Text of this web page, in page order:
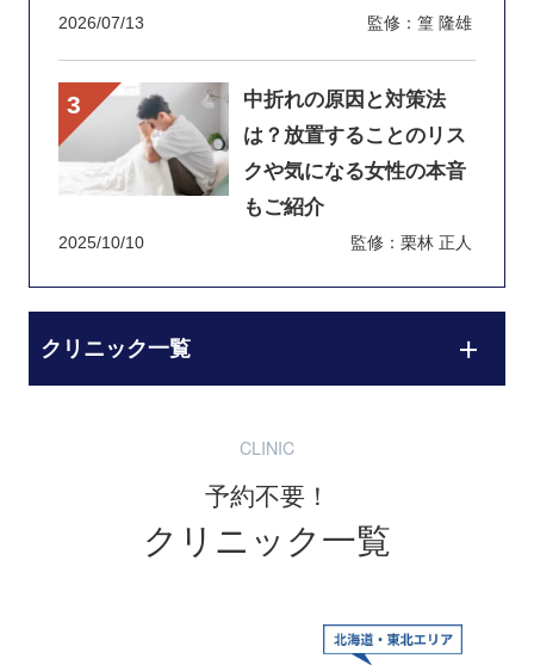
2026/07/13 監修：篁 隆雄
中折れの原因と対策法
は？放置することのリス
クや気になる女性の本音
もご紹介
2025/10/10 監修：栗林 正人
クリニック一覧
CLINIC
予約不要！
クリニック一覧